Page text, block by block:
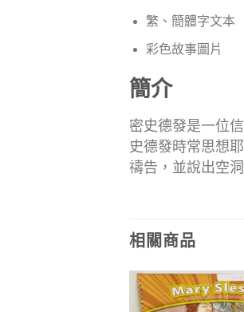
繁、簡體字文本
彩色故事圖片
簡介
密史德發是一位
史德發時常思想
禱告，並說出空
相關商品